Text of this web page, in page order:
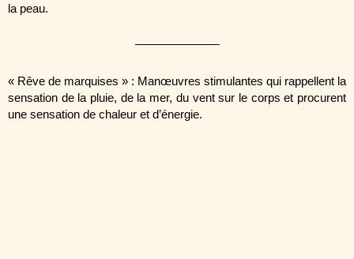
la peau.
« Rêve de marquises » : Manœuvres stimulantes qui rappellent la
sensation de la pluie, de la mer, du vent sur le corps et procurent
une sensation de chaleur et d’énergie.